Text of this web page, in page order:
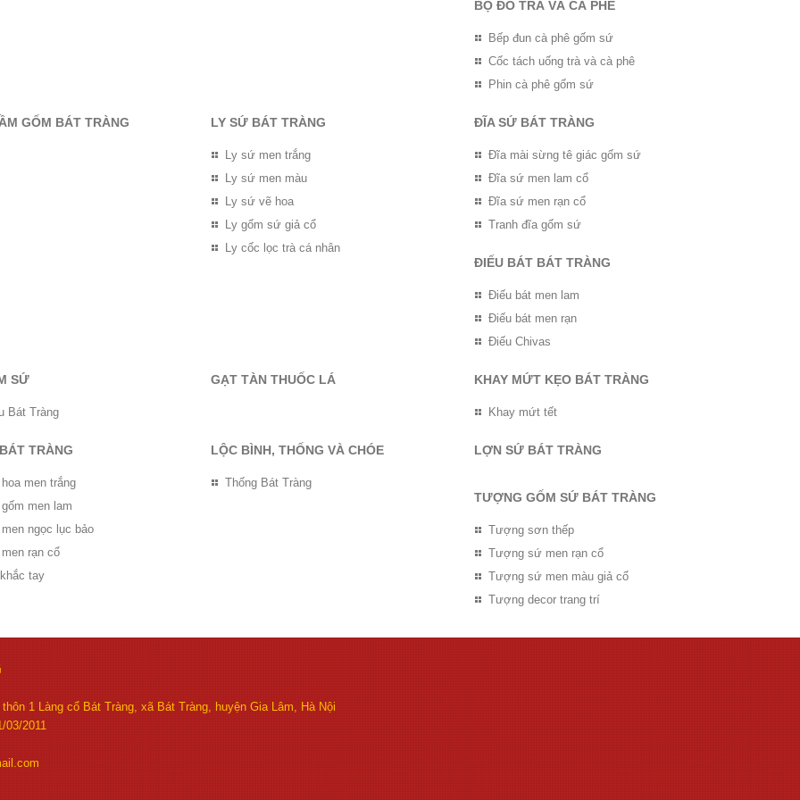
BỘ ĐỒ TRÀ VÀ CÀ PHÊ
Bếp đun cà phê gốm sứ
Cốc tách uống trà và cà phê
Phin cà phê gốm sứ
GỐM BÁT TRÀNG LY SỨ BÁT TRÀNG
Ly sứ men trắng
Ly sứ men màu
Ly sứ vẽ hoa
Ly gốm sứ giả cổ
Ly cốc lọc trà cá nhân
ĐĨA SỨ BÁT TRÀNG
Đĩa mài sừng tê giác gốm sứ
Đĩa sứ men lam cổ
Đĩa sứ men rạn cổ
Tranh đĩa gốm sứ
ĐIẾU BÁT BÁT TRÀNG
Điếu bát men lam
Điếu bát men rạn
Điếu Chivas
SỨ
Bát Tràng
GẠT TÀN THUỐC LÁ KHAY MỨT KẸO BÁT TRÀNG
Khay mứt tết
TRÀNG
men trắng
men lam
ngọc lục bảo
rạn cổ
tay
LỘC BÌNH, THỐNG VÀ CHÓE
Thống Bát Tràng
LỢN SỨ BÁT TRÀNG
TƯỢNG GỐM SỨ BÁT TRÀNG
Tượng sơn thếp
Tượng sứ men rạn cổ
Tượng sứ men màu giả cổ
Tượng decor trang trí
1 Làng cổ Bát Tràng, xã Bát Tràng, huyện Gia Lâm, Hà Nội
2011